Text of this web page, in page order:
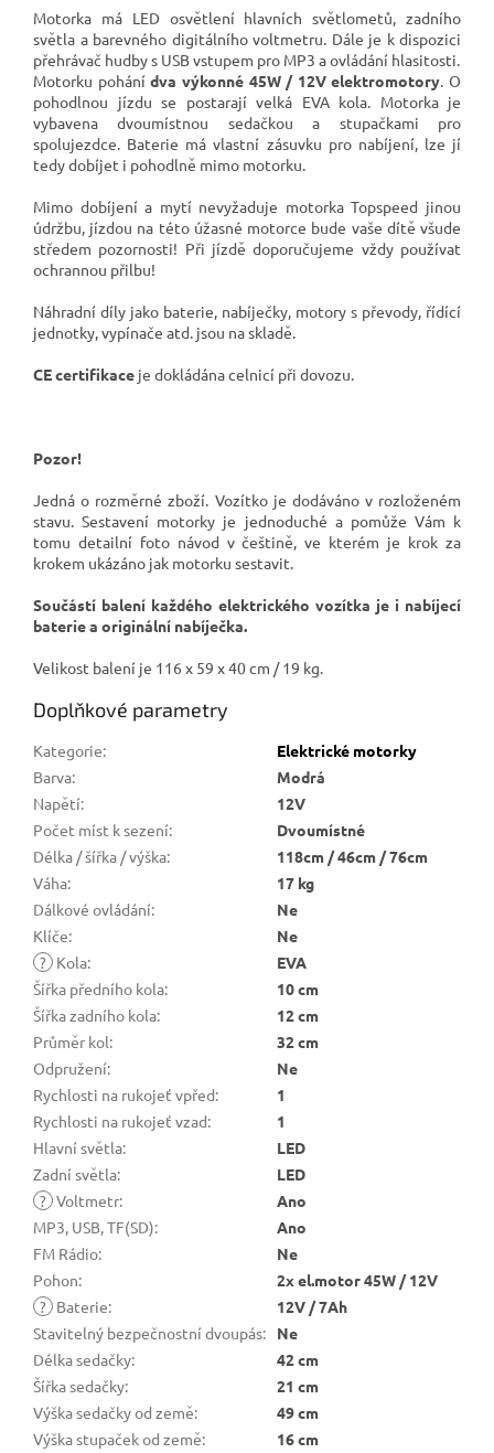
Motorka má LED osvětlení hlavních světlometů, zadního
světla a barevného digitálního voltmetru. Dále je k dispozici
přehrávač hudby s USB vstupem pro MP3 a ovládání hlasitosti.
Motorku pohánídva výkonné 45W / 12V elektromotory. O
pohodlnou jízdu se postarají velká EVA kola. Motorka je
vybavena dvoumístnou sedačkou a stupačkami pro
spolujezdce. Baterie má vlastní zásuvku pro nabíjení, lze jí
tedy dobíjet i pohodlně mimo motorku.
Mimo dobíjení a mytí nevyžaduje motorka Topspeed jinou
údržbu, jízdou na této úžasné motorce bude vaše dítě všude
středem pozornosti! Při jízdě doporučujeme vždy používat
ochrannou přilbu!
Náhradní díly jako baterie, nabíječky, motory s převody, řídící
jednotky, vypínače atd. jsou na skladě.
CE certifikace je dokládána celnicí při dovozu.
Pozor!
Jedná o rozměrné zboží. Vozítko je dodáváno v rozloženém
stavu. Sestavení motorky je jednoduché a pomůže Vám k
tomu detailní foto návod v češtině, ve kterém je krok za
krokem ukázáno jak motorku sestavit.
Součástí balení každého elektrického vozítka je i nabíjecí
baterie a originální nabíječka.
Velikost balení je 116 x 59 x 40 cm / 19 kg.
Doplňkové parametry
Kategorie:
Elektrické motorky
Barva:
Modrá
Napětí:
12V
Počet míst k sezení:
Dvoumístné
Délka / šířka / výška:
118cm / 46cm / 76cm
Váha:
17 kg
Dálkové ovládání:
Ne
Klíče:
Ne
? Kola:
EVA
Šířka předního kola:
10 cm
Šířka zadního kola:
12 cm
Průměr kol:
32 cm
Odpružení:
Ne
Rychlosti na rukojeť vpřed:
1
Rychlosti na rukojeť vzad:
1
Hlavní světla:
LED
Zadní světla:
LED
? Voltmetr:
Ano
MP3, USB, TF(SD):
Ano
FM Rádio:
Ne
Pohon:
2x el.motor 45W / 12V
? Baterie:
12V / 7Ah
Stavitelný bezpečnostní dvoupás:
Ne
Délka sedačky:
42 cm
Šířka sedačky:
21 cm
Výška sedačky od země:
49 cm
Výška stupaček od země:
16 cm